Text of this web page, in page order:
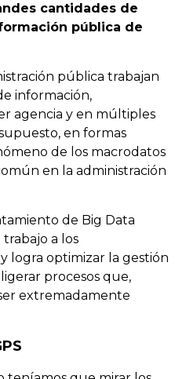
cantidades de
pública de
pública trabajan
información,
agencia y en múltiples
en formas
de los macrodatos
en la administración
de Big Data
a los
logra optimizar la gestión
procesos que,
extremadamente